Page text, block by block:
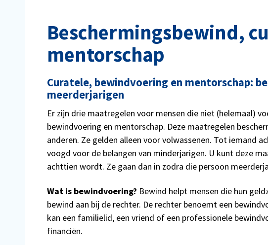
Beschermingsbewind,
mentorschap
Curatele, bewindvoering en mentorschap:
meerderjarigen
Er zijn drie maatregelen voor mensen die niet (helemaal)
bewindvoering en mentorschap. Deze maatregelen
anderen. Ze gelden alleen voor volwassenen. Tot iemand
voogd voor de belangen van minderjarigen. U kunt deze
achttien wordt. Ze gaan dan in zodra die persoon
Wat is bewindvoering? Bewind helpt mensen die hun
bewind aan bij de rechter. De rechter benoemt een
kan een familielid, een vriend of een professionele
financiën.